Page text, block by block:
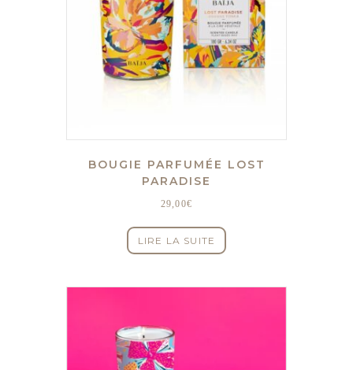
BOUGIE PARFUMÉE LOST
PARADISE
29,00€
LIRE LA SUITE